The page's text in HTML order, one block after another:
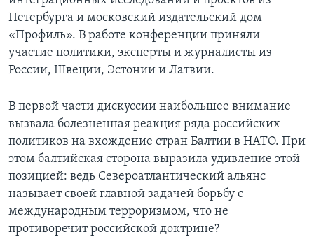
Learning English
Языки
Петербурга и московский издательский дом
«Профиль». В работе конференции приняли
участие политики, эксперты и журналисты из
России, Швеции, Эстонии и Латвии.
В первой части дискуссии наибольшее внимание
вызвала болезненная реакция ряда российских
политиков на вхождение стран Балтии в НАТО. При
этом балтийская сторона выразила удивление этой
позицией: ведь Североатлантический альянс
называет своей главной задачей борьбу с
международным терроризмом, что не
противоречит российской доктрине?